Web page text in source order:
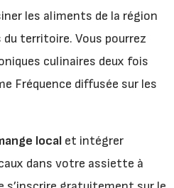
les aliments de la région
territoire. Vous pourrez
culinaires deux fois
Fréquence diffusée sur les
local et intégrer
dans votre assiette à